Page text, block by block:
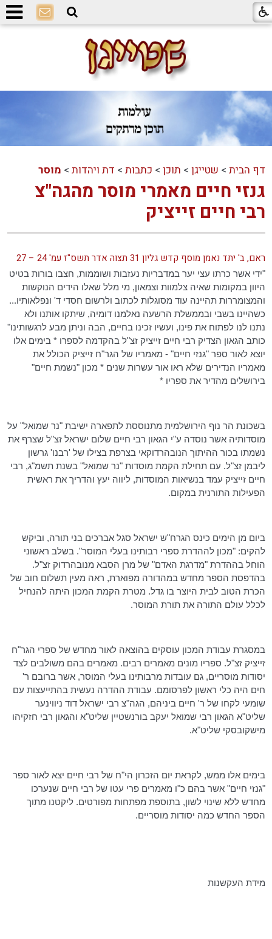
דף הבית > שטייגן > תוכן > כתבות > דת ויהדות > מוסר
גנזי חיים מאמרי מוסר מהגה"צ
רבי חיים זייציק
ראם, ב' יתד נאמן מוסף קדש גליון 31 תצוה אדר תשס"ז עמ' 24 – 27
"ידי אשר כרתו עצי יער במדבריות נעזבות ושוממות, חצבו בורות בטיט
היוון במקומות שאיה צלמוות וצמאון, מי מלל שאלו הידים הנוקשות
והמצומררות תהיינה עוד מסוגלות לכתוב ולרשום חסדי ד' ונפלאותיו...
כשהיינו בשבי ובממשלת הרשעה נאלמנו דומיה, שיתקו אותנו ולא
נתנו לנו לפתוח את פינו, ועשיו זכינו בחיים, הבה וניתן מבע לרגשותינו"
כותב הגאון הצדיק רבי חייםזייציק זצ"ל בהקדמה לספרו * בימים אלו
יוצא לאור ספר "גנזי חיים" - מאמריו של הגר"ח זייציק הכולל את
מאמריו הנדירים שלא ראו אור עשרות שנים * מכון "נשמת חיים"
בירושלים מהדיר את ספריו *
בשכונת הר נוף הירושלמית מתנוססת לתפארה ישיבת "נר שמואל" על
מוסדותיה אשר נוסדה ע"י הגאון רבי חיים שלום ישראל זצ"ל שצרף את
נשמתו בכור ההיתוך הנובהרדוקאי בצרפת בצילו של 'רבנו' גרשון
ליבמן זצ"ל. עם תחילת הקמת מוסדות "נר שמואל" בשנת תשמ"ג, רבי
חייםזייציק עמד בנשיאות המוסדות, ליווה יעץ והדריך את ראשית
הפעילות התורנית במקום.
ביום מן הימים כינס הגרח"ש ישראל סגל אברכים בני תורה, וביקש
להקים: "מכון לההדרת ספרי רבותינו בעלי המוסר". בשלב ראשוני
הוחל בההדרת "מדרגת האדם" של מרן הסבא מנובהרדוק זצ"ל.
בהדפסת הספר מחדש במהדורה מפוארת, ראה מעין תשלום חוב של
הכרת הטוב לבית היוצר בו גדל. מטרת הקמת המכון היתה להנחיל
לכלל עולם התורה את תורת המוסר.
במסגרת עבודת המכון עוסקים בהוצאה לאור מחדש של ספרי הגר"ח
זייציק זצ"ל. ספריו מונים מאמרים רבים. מאמרים בהם משולבים לצד
יסודות מוסריים, גם עובדות מרבותינו בעלי המוסר, אשר ברובם ר'
חים היה כלי ראשון לפרסומם. עבודת ההדרה נעשית בהתייעצות עם
שומעי לקחו של ר' חיים ביניהם, הגה"צ רבי ישראל דוד ניווינער
שליט"א הגאון רבי שמואל יעקב בורנשטיין שליט"א והגאון רבי חזקיהו
מישקובסקי שליט"א.
בימים אלו ממש, לקראת יום הזכרון הי"ח של רבי חיים יצא לאור ספר
"גנזי חיים" אשר בהם כ"ו מאמרים פרי עטו של רבי חיים שנערכו
מחדש ללא שינוי לשון, בתוספת מפתחות מפורטים. ליקטנו מתוך
הספר החדש כמה יסודות מוסריים.
מידת העקשנות